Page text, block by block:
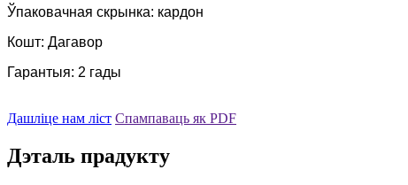
Ўпаковачная скрынка: кардон
Кошт: Дагавор
Гарантыя: 2 гады
Дашліце нам ліст Спампаваць як PDF
Дэталь прадукту